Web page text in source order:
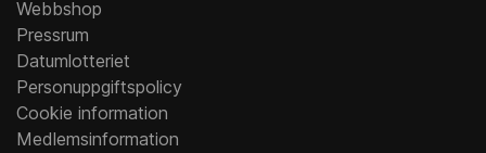
Webbshop
Pressrum
Datumlotteriet
Personuppgiftspolicy
Cookie information
Medlemsinformation